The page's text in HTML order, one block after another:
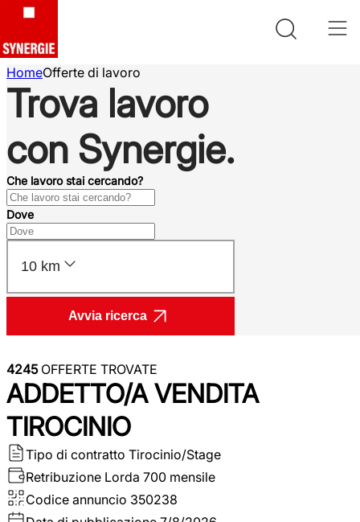
HomeOfferte di lavoro
Trova lavoro
con Synergie.
Che lavoro stai cercando?
Dove
10 km
Avvia ricerca
4245OFFERTE TROVATE
ADDETTO/A VENDITA
TIROCINIO
Tipo di contratto Tirocinio/Stage
Retribuzione Lorda 700 mensile
Codice annuncio 350238